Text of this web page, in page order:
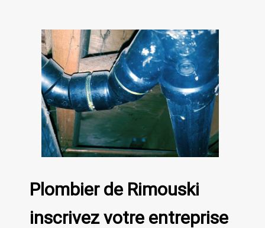
Plombier de Rimouski
inscrivez votre entreprise